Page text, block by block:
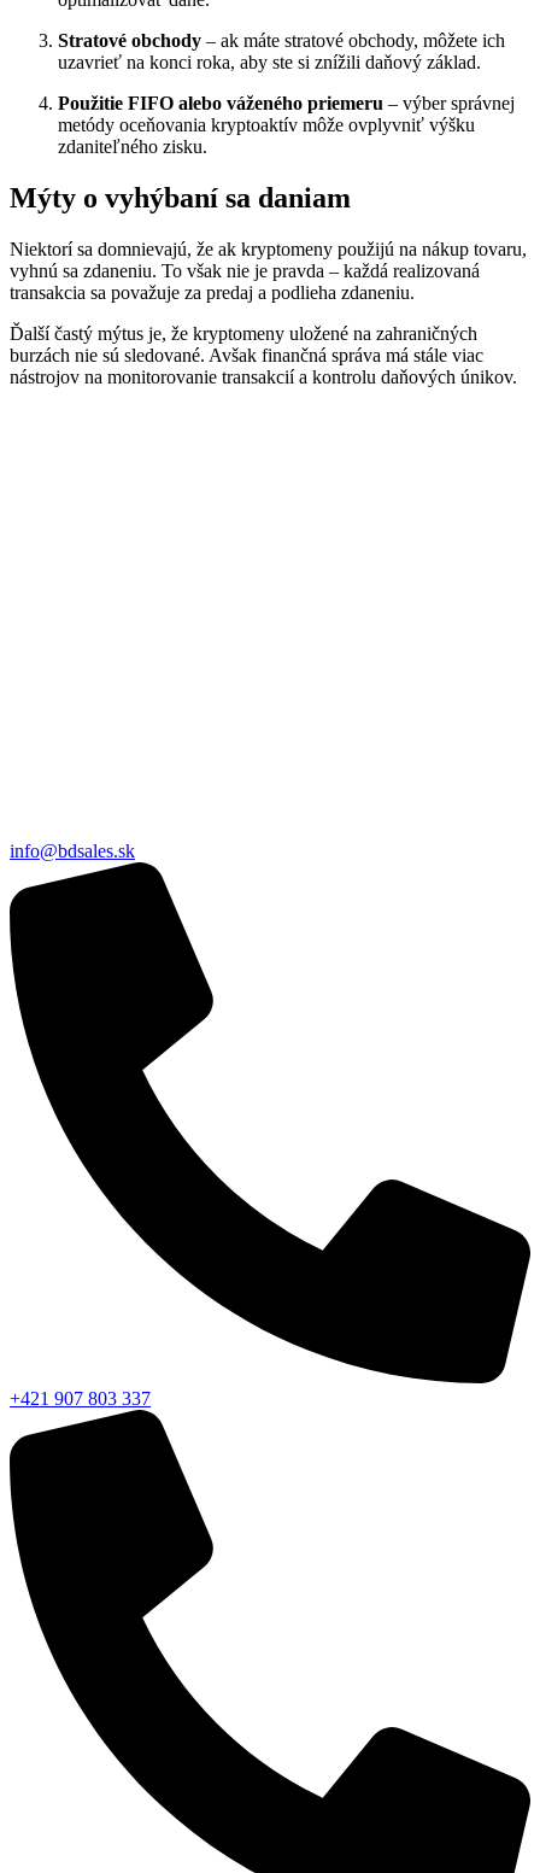
Stratové obchody – ak máte stratové obchody, môžete ich
uzavrieť na konci roka, aby ste si znížili daňový základ.
Použitie FIFO alebo váženého priemeru – výber správnej
metódy oceňovania kryptoaktív môže ovplyvniť výšku
zdaniteľného zisku.
Mýty o vyhýbaní sa daniam
Niektorí sa domnievajú, že ak kryptomeny použijú na nákup tovaru,
vyhnú sa zdaneniu. To však nie je pravda – každá realizovaná
transakcia sa považuje za predaj a podlieha zdaneniu.
Ďalší častý mýtus je, že kryptomeny uložené na zahraničných
burzách nie sú sledované. Avšak finančná správa má stále viac
nástrojov na monitorovanie transakcií a kontrolu daňových únikov.
info@bdsales.sk
+421 907 803 337